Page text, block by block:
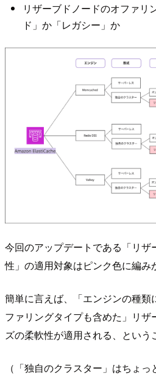
リザーブドノードのオファリ
ド」か「レガシー」か
今回のアップデートである「リザ
性」の適用対象はピンク色に編み
簡単に言えば、「エンジンの種類
ファリングタイプも含めた」リザ
ズの柔軟性が適用される、という
（「独自のクラスター」はちょ